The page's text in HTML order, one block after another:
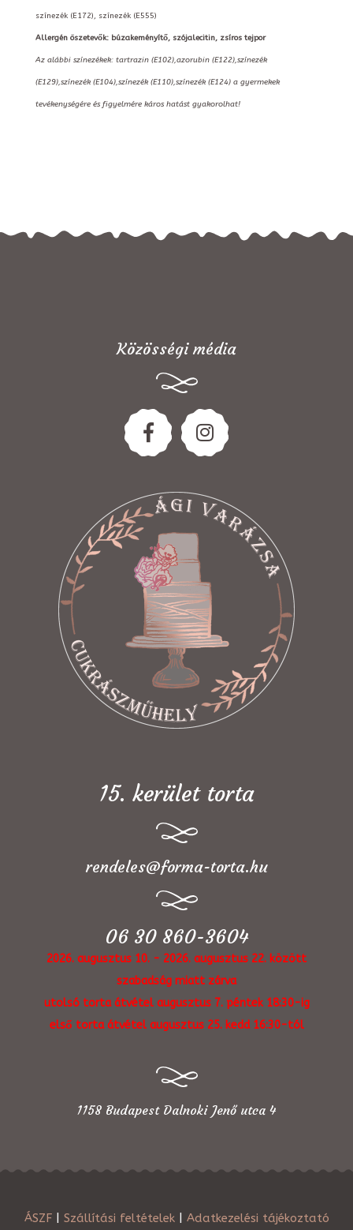
színezék (E172), színezék (E555)
Allergén öszetevők: búzakeményítő, szójalecitin, zsíros tejpor
Az alábbi színezékek: tartrazin (E102),azorubin (E122),színezék
(E129),színezék (E104),színezék (E110),színezék (E124) a gyermekek
tevékenységére és figyelmére káros hatást gyakorolhat!
Közösségi média
15. kerület torta
rendeles@forma-torta.hu
06 30 860-3604
2026. augusztus 10. - 2026. augusztus 22. között
szabadság miatt zárva
utolsó torta átvétel augusztus 7. péntek 18:30-ig
első torta átvétel augusztus 25. kedd 16:30-tól
1158 Budapest Dalnoki Jenő utca 4
ÁSZF| Szállítási feltételek| Adatkezelési tájékoztató